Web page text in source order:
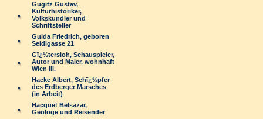
Gugitz Gustav,
Kulturhistoriker,
Volkskundler und
Schriftsteller
Gulda Friedrich, geboren
Seidlgasse 21
Gï¿½tersloh, Schauspieler,
Autor und Maler, wohnhaft
Wien III.
Hacke Albert, Schï¿½pfer
des Erdberger Marsches
(in Arbeit)
Hacquet Belsazar,
Geologe und Reisender